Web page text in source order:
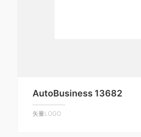
AutoBusiness 13682
矢量LOGO